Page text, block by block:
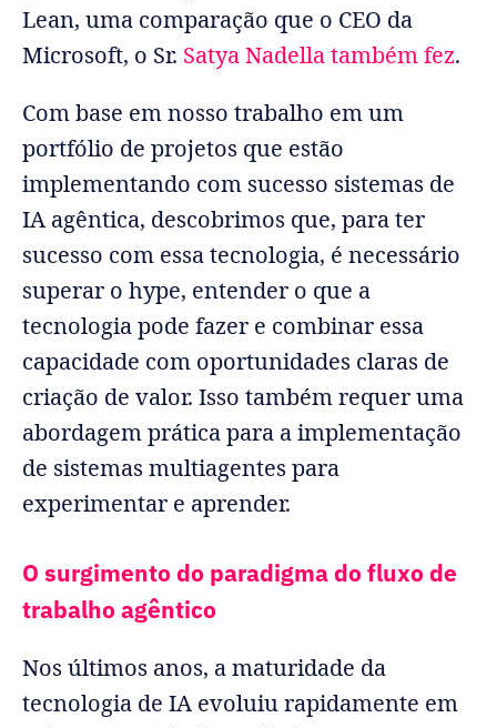
Lean, uma comparação que o CEO da
Microsoft, o Sr. Satya Nadella também fez.
Com base em nosso trabalho em um
portfólio de projetos que estão
implementando com sucesso sistemas de
IA agêntica, descobrimos que, para ter
sucesso com essa tecnologia, é necessário
superar o hype, entender o que a
tecnologia pode fazer e combinar essa
capacidade com oportunidades claras de
criação de valor. Isso também requer uma
abordagem prática para a implementação
de sistemas multiagentes para
experimentar e aprender.
O surgimento do paradigma do fluxo de
trabalho agêntico
Nos últimos anos, a maturidade da
tecnologia de IA evoluiu rapidamente em